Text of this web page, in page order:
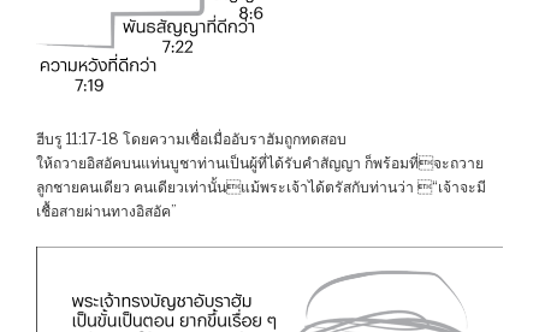
ฮีบรู 11:17-18 โดยความเชื่อเมื่ออับราฮัมถูกทดสอบ
ให้ถวายอิสอัคบนแท่นบูชาท่านเป็นผู้ที่ได้รับคำสัญญา ก็พร้อมที่จะถวาย
ลูกชายคนเดียว คนเดียวเท่านั้นแม้พระเจ้าได้ตรัสกับท่านว่า “เจ้าจะมี
เชื้อสายผ่านทางอิสอัค”